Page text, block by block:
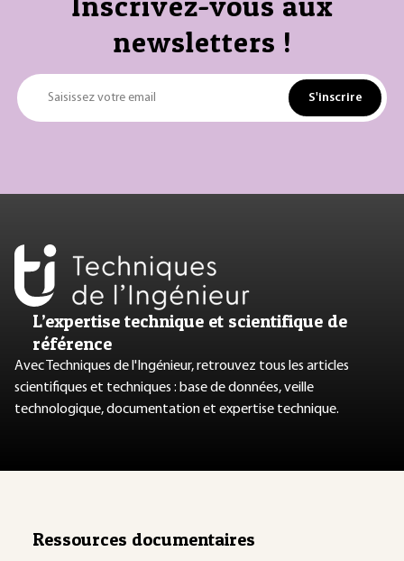
newsletters !
Saisissez votre email S'inscrire
L’expertise technique et scientifique de
référence
Avec Techniques de l'Ingénieur, retrouvez tous les articles
scientifiques et techniques : base de données, veille
technologique, documentation et expertise technique.
Ressources documentaires